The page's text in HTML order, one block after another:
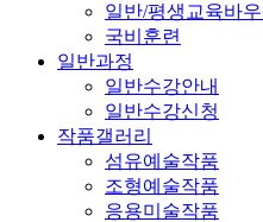
일반/평생교육바우
국비훈련
일반과정
일반수강안내
일반수강신청
작품갤러리
섬유예술작품
조형예술작품
응용미술작품